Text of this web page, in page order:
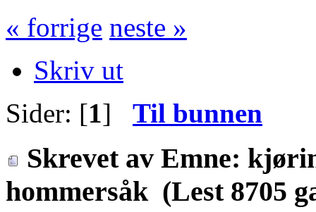
« forrige neste »
Skriv ut
Sider: [1] Til bunnen
Skrevet av Emne:
hommersåk (Lest 8705